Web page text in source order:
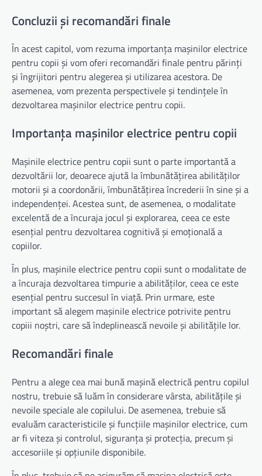
Concluzii și recomandări finale
În acest capitol, vom rezuma importanța mașinilor electrice
pentru copii și vom oferi recomandări finale pentru părinți
și îngrijitori pentru alegerea și utilizarea acestora. De
asemenea, vom prezenta perspectivele și tendințele în
dezvoltarea mașinilor electrice pentru copii.
Importanța mașinilor electrice pentru copii
Mașinile electrice pentru copii sunt o parte importantă a
dezvoltării lor, deoarece ajută la îmbunătățirea abilităților
motorii și a coordonării, îmbunătățirea încrederii în sine și a
independenței. Acestea sunt, de asemenea, o modalitate
excelentă de a încuraja jocul și explorarea, ceea ce este
esențial pentru dezvoltarea cognitivă și emoțională a
copiilor.
În plus, mașinile electrice pentru copii sunt o modalitate de
a încuraja dezvoltarea timpurie a abilităților, ceea ce este
esențial pentru succesul în viață. Prin urmare, este
important să alegem mașinile electrice potrivite pentru
copiii noștri, care să îndeplinească nevoile și abilitățile lor.
Recomandări finale
Pentru a alege cea mai bună mașină electrică pentru copilul
nostru, trebuie să luăm în considerare vârsta, abilitățile și
nevoile speciale ale copilului. De asemenea, trebuie să
evaluăm caracteristicile și funcțiile mașinilor electrice, cum
ar fi viteza și controlul, siguranța și protecția, precum și
accesoriile și opțiunile disponibile.